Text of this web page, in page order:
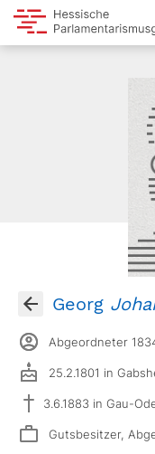
Georg
Abgeordneter
25.2.1801 in
3.6.1883 in Gau-
Gutsbesitzer,